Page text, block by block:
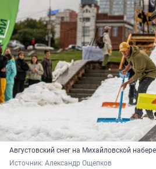
Августовский снег на Михайловской
Источник: Александр Ощепков